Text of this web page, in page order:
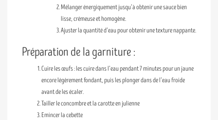
Mélanger énergiquement jusqu’à obtenir une sauce bien
lisse, crémeuse et homogène.
Ajuster la quantité d’eau pour obtenir une texture nappante.
Préparation de la garniture :
Cuire les œufs : les cuire dans l’eau pendant 7 minutes pour un jaune
encore légèrement fondant, puis les plonger dans de l’eau froide
avant de les écaler.
Tailler le concombre et la carotte en julienne
Emincer la cebette